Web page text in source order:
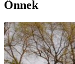
Önnek